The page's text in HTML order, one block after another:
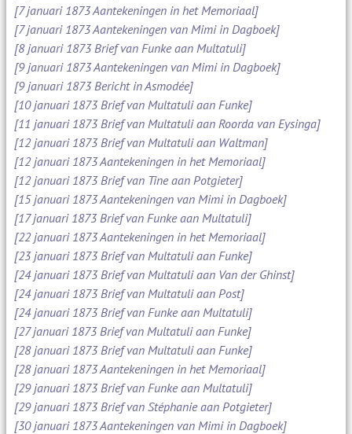
[7 januari 1873 Aantekeningen in het Memoriaal]
[7 januari 1873 Aantekeningen van Mimi in Dagboek]
[8 januari 1873 Brief van Funke aan Multatuli]
[9 januari 1873 Aantekeningen van Mimi in Dagboek]
[9 januari 1873 Bericht in Asmodée]
[10 januari 1873 Brief van Multatuli aan Funke]
[11 januari 1873 Brief van Multatuli aan Roorda van Eysinga]
[12 januari 1873 Brief van Multatuli aan Waltman]
[12 januari 1873 Aantekeningen in het Memoriaal]
[12 januari 1873 Brief van Tine aan Potgieter]
[15 januari 1873 Aantekeningen van Mimi in Dagboek]
[17 januari 1873 Brief van Funke aan Multatuli]
[22 januari 1873 Aantekeningen in het Memoriaal]
[23 januari 1873 Brief van Multatuli aan Funke]
[24 januari 1873 Brief van Multatuli aan Van der Ghinst]
[24 januari 1873 Brief van Multatuli aan Post]
[24 januari 1873 Brief van Funke aan Multatuli]
[27 januari 1873 Brief van Multatuli aan Funke]
[28 januari 1873 Brief van Multatuli aan Funke]
[28 januari 1873 Aantekeningen in het Memoriaal]
[29 januari 1873 Brief van Funke aan Multatuli]
[29 januari 1873 Brief van Stéphanie aan Potgieter]
[30 januari 1873 Aantekeningen van Mimi in Dagboek]